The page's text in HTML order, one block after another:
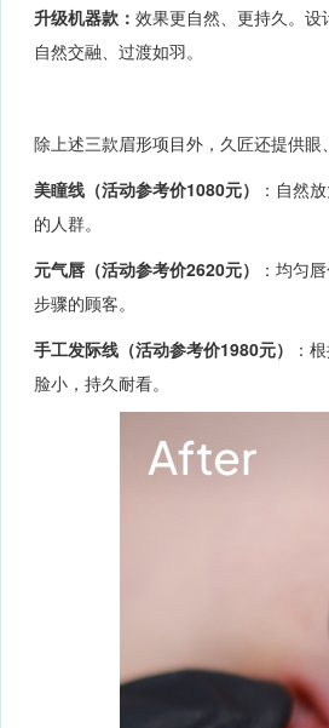
升级机器款： 效果更自然、更持久。
自然交融、过渡如羽。
除上述三款眉形项目外，久匠还提供
美瞳线（活动参考价1080元）
：自然
的人群。
元气唇（活动参考价2620元）
：均匀
步骤的顾客。
手工发际线（活动参考价1980元）
：
脸小，持久耐看。